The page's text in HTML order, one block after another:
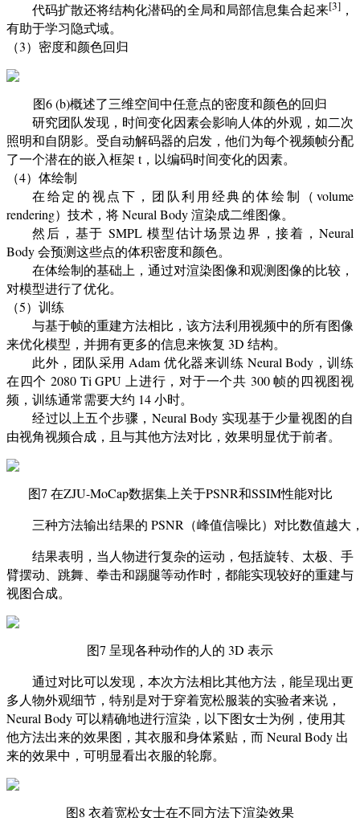
代码扩散还将结构化潜码的全局和局部信息集合起来[3]，
有助于学习隐式域。
（3）密度和颜色回归
图6 (b)概述了三维空间中任意点的密度和颜色的回归
研究团队发现，时间变化因素会影响人体的外观，如二次
照明和自阴影。受自动解码器的启发，他们为每个视频帧分配
了一个潜在的嵌入框架 t，以编码时间变化的因素。
（4）体绘制
在给定的视点下，团队利用经典的体绘制（volume
rendering）技术，将 Neural Body 渲染成二维图像。
然后，基于 SMPL 模型估计场景边界，接着，Neural
Body 会预测这些点的体积密度和颜色。
在体绘制的基础上，通过对渲染图像和观测图像的比较，
对模型进行了优化。
（5）训练
与基于帧的重建方法相比，该方法利用视频中的所有图像
来优化模型，并拥有更多的信息来恢复 3D 结构。
此外，团队采用 Adam 优化器来训练 Neural Body，训练
在四个 2080 Ti GPU 上进行，对于一个共 300 帧的四视图视
频，训练通常需要大约 14 小时。
经过以上五个步骤，Neural Body 实现基于少量视图的自
由视角视频合成，且与其他方法对比，效果明显优于前者。
图7 在ZJU-MoCap数据集上关于PSNR和SSIM性能对比
三种方法输出结果的 PSNR（峰值信噪比）对比数值越大
结果表明，当人物进行复杂的运动，包括旋转、太极、手
臂摆动、跳舞、拳击和踢腿等动作时，都能实现较好的重建与
视图合成。
图7 呈现各种动作的人的 3D 表示
通过对比可以发现，本次方法相比其他方法，能呈现出更
多人物外观细节，特别是对于穿着宽松服装的实验者来说，
Neural Body 可以精确地进行渲染，以下图女士为例，使用其
他方法出来的效果图，其衣服和身体紧贴，而 Neural Body 出
来的效果中，可明显看出衣服的轮廓。
图8 衣着宽松女士在不同方法下渲染效果